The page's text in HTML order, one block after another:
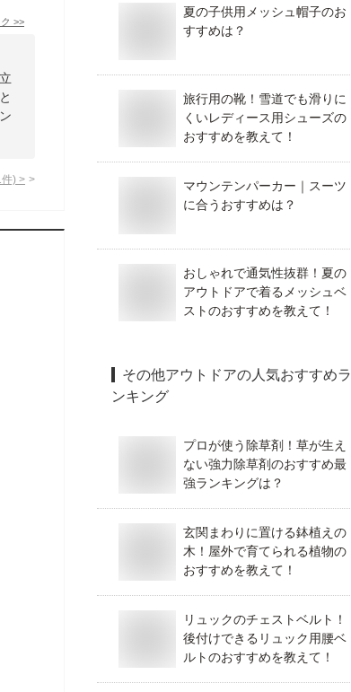
>>
件) >
夏の子供用メッシュ帽子のお
すすめは？
旅行用の靴！雪道でも滑りに
くいレディース用シューズの
おすすめを教えて！
マウンテンパーカー｜スーツ
に合うおすすめは？
おしゃれで通気性抜群！夏の
アウトドアで着るメッシュベ
ストのおすすめを教えて！
その他アウトドアの人気おすすめラ
ンキング
プロが使う除草剤！草が生え
ない強力除草剤のおすすめ最
強ランキングは？
玄関まわりに置ける鉢植えの
木！屋外で育てられる植物の
おすすめを教えて！
リュックのチェストベルト！
後付けできるリュック用腰ベ
ルトのおすすめを教えて！